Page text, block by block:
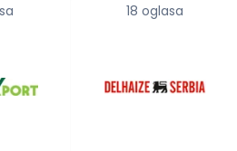
18 oglasa